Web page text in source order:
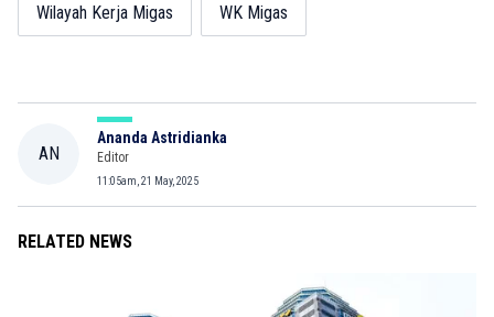
Wilayah Kerja Migas WK Migas
AN
Ananda Astridianka
Editor
11:05am, 21 May, 2025
RELATED NEWS